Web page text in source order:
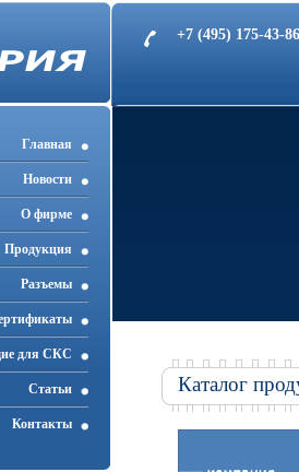
+7 (495) 175-43-
Главная
Новости
О фирме
Продукция
Разъемы
для СКС
Статьи
Контакты
Каталог